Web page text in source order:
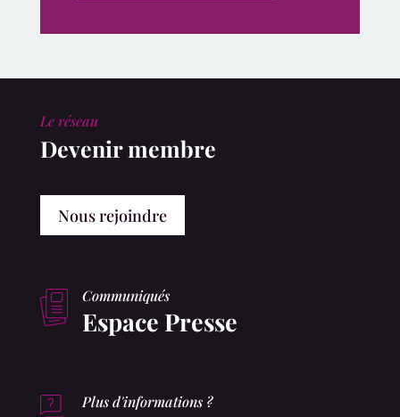
Le réseau
Devenir membre
Nous rejoindre
Communiqués
Espace Presse
Plus d'informations ?